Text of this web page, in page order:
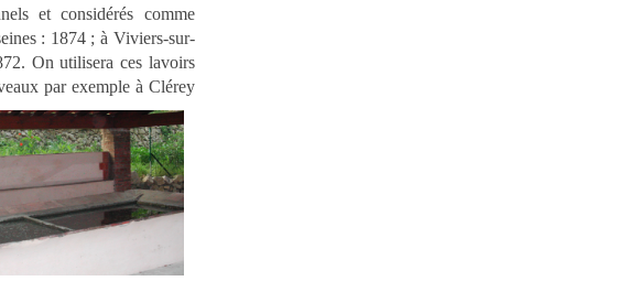
et considérés comme
: 1874 ; à Viviers-sur-
On utilisera ces lavoirs
par exemple à Clérey